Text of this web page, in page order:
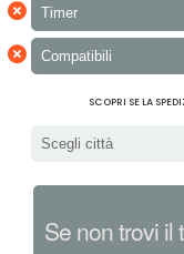
× Timer
× Compatibili
SCOPRI SE LA
Scegli città
Se non trovi il